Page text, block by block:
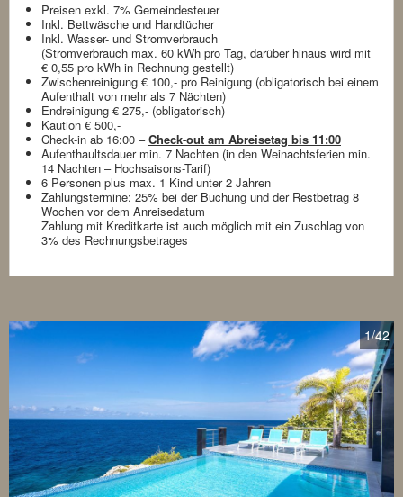
Preisen exkl. 7% Gemeindesteuer
Inkl. Bettwäsche und Handtücher
Inkl. Wasser- und Stromverbrauch
(Stromverbrauch max. 60 kWh pro Tag, darüber hinaus wird mit
€ 0,55 pro kWh in Rechnung gestellt)
Zwischenreinigung € 100,- pro Reinigung (obligatorisch bei einem
Aufenthalt von mehr als 7 Nächten)
Endreinigung € 275,- (obligatorisch)
Kaution € 500,-
Check-in ab 16:00 –Check-out am Abreisetag bis 11:00
Aufenthaultsdauer min. 7 Nachten (in den Weinachtsferien min.
14 Nachten – Hochsaisons-Tarif)
6 Personen plus max. 1 Kind unter 2 Jahren
Zahlungstermine: 25% bei der Buchung und der Restbetrag 8
Wochen vor dem Anreisedatum
Zahlung mit Kreditkarte ist auch möglich mit ein Zuschlag von
3% des Rechnungsbetrages
1/42